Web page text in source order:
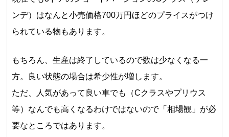
ンデ）はなんと小売価格700万円ほどのプライスがつけ
られている物もあります。
もちろん、生産は終了しているので数は少なくなる一
方。良い状態の場合は希少性が増します。
ただ、人気があって良い車でも（Cクラスやプリウス
等）なんでも高くなるわけではないので「相場観」が必
要なところではあります。